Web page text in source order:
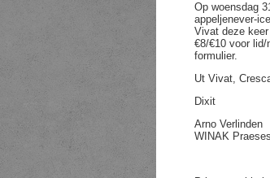
Op woensdag
appeljenever-
Vivat deze
€8/€10 voor
formulier.
Ut Vivat,
Dixit
Arno Verlinden
WINAK